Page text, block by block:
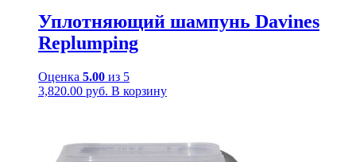
Уплотняющий шампунь Davines
Replumping
Оценка 5.00 из 5
3,820.00 руб. В корзину